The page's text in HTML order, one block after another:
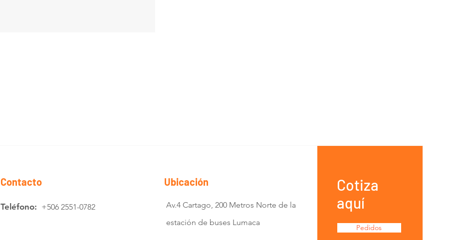
Contacto
Teléfono: +506 2551-0782
Ubicación
Av.4 Cartago, 200 Metros Norte de la
estación de buses Lumaca
Cotiza
aquí
Pedidos